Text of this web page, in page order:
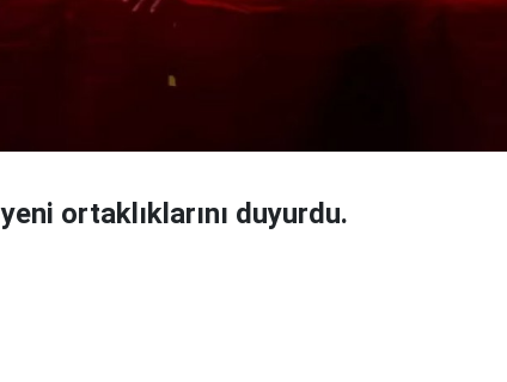
ortaklıklarını duyurdu.